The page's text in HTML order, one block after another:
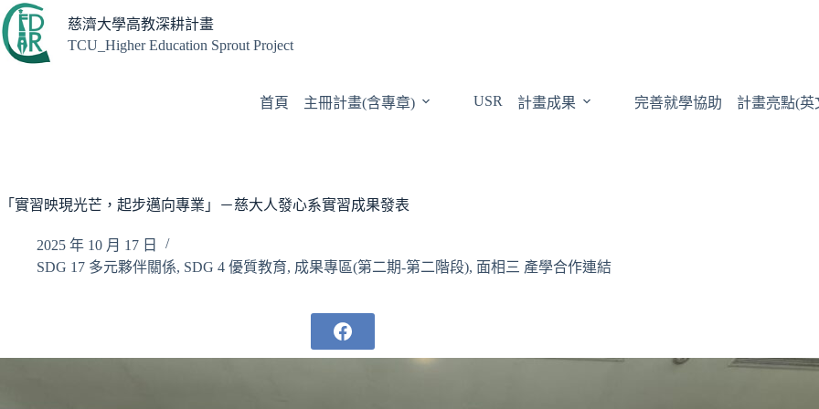
跳
至
主
慈濟大學高教深耕計畫
TCU_Higher Education Sprout Project
首頁 主冊計畫(含專章) USR 計畫成果 完善就學協助 計畫亮點(英
「實習映現光芒，起步邁向專業」－慈大人發心系實習成果發表
2025 年 10 月 17 日
SDG 17 多元夥伴關係, SDG 4 優質教育, 成果專區(第二期-第二階段), 面相三 產學合作連結